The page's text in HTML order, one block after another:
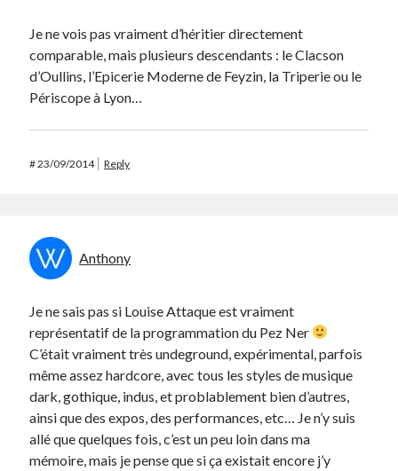
Je ne vois pas vraiment d’héritier directement
comparable, mais plusieurs descendants : le Clacson
d’Oullins, l’Epicerie Moderne de Feyzin, la Triperie ou le
Périscope à Lyon…
#23/09/2014 Reply
Anthony
Je ne sais pas si Louise Attaque est vraiment
représentatif de la programmation du Pez Ner
C’était vraiment très undeground, expérimental, parfois
même assez hardcore, avec tous les styles de musique
dark, gothique, indus, et problablement bien d’autres,
ainsi que des expos, des performances, etc… Je n’y suis
allé que quelques fois, c’est un peu loin dans ma
mémoire, mais je pense que si ça existait encore j’y